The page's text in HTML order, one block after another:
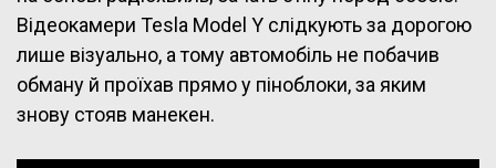
Відеокамери Tesla Model Y слідкують за дорогою
лише візуально, а тому автомобіль не побачив
обману й проїхав прямо у піноблоки, за яким
знову стояв манекен.